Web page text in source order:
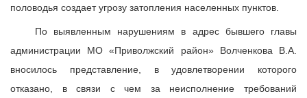
половодья создает угрозу затопления населенных пунктов.
По выявленным нарушениям в адрес бывшего главы
администрации МО «Приволжский район» Волченкова В.А.
вносилось представление, в удовлетворении которого
отказано, в связи с чем за неисполнение требований